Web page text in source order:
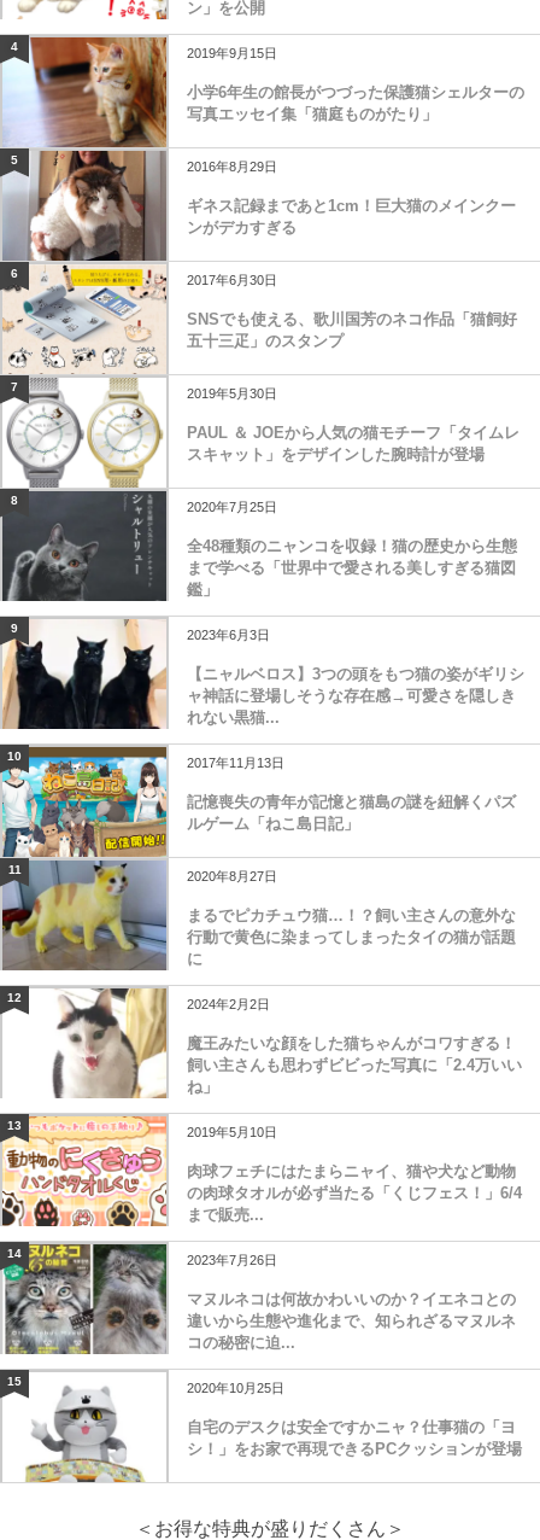
ン」を公開
4 2019年9月15日
小学6年生の館長がつづった保護猫シェルターの
写真エッセイ集「猫庭ものがたり」
5 2016年8月29日
ギネス記録まであと1cm！巨大猫のメインクー
ンがデカすぎる
6 2017年6月30日
SNSでも使える、歌川国芳のネコ作品「猫飼好
五十三疋」のスタンプ
7 2019年5月30日
PAUL ＆ JOEから人気の猫モチーフ「タイムレ
スキャット」をデザインした腕時計が登場
8 2020年7月25日
全48種類のニャンコを収録！猫の歴史から生態
まで学べる「世界中で愛される美しすぎる猫図
鑑」
9 2023年6月3日
【ニャルベロス】3つの頭をもつ猫の姿がギリシ
ャ神話に登場しそうな存在感→可愛さを隠しき
れない黒猫...
10 2017年11月13日
記憶喪失の青年が記憶と猫島の謎を紐解くパズ
ルゲーム「ねこ島日記」
11 2020年8月27日
まるでピカチュウ猫…！？飼い主さんの意外な
行動で黄色に染まってしまったタイの猫が話題
に
12 2024年2月2日
魔王みたいな顔をした猫ちゃんがコワすぎる！
飼い主さんも思わずビビった写真に「2.4万いい
ね」
13 2019年5月10日
肉球フェチにはたまらニャイ、猫や犬など動物
の肉球タオルが必ず当たる「くじフェス！」6/4
まで販売...
14 2023年7月26日
マヌルネコは何故かわいいのか？イエネコとの
違いから生態や進化まで、知られざるマヌルネ
コの秘密に迫...
15 2020年10月25日
自宅のデスクは安全ですかニャ？仕事猫の「ヨ
シ！」をお家で再現できるPCクッションが登場
＜お得な特典が盛りだくさん＞